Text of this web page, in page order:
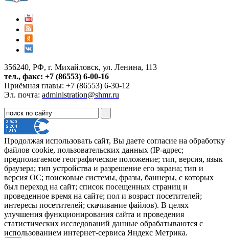
356240, РФ, г. Михайловск, ул. Ленина, 113
тел., факс: +7 (86553) 6-00-16
Приёмная главы: +7 (86553) 6-30-12
Эл. почта: administration@shmr.ru
Продолжая использовать сайт, Вы даете согласие на обработку
файлов cookie, пользовательских данных (IP-адрес;
предполагаемое географическое положение; тип, версия, язык
браузера; тип устройства и разрешение его экрана; тип и
версия ОС; поисковые системы, фразы, баннеры, с которых
был переход на сайт; список посещенных страниц и
проведенное время на сайте; пол и возраст посетителей;
интересы посетителей; скачивание файлов). В целях
улучшения функционирования сайта и проведения
статистических исследований данные обрабатываются с
использованием интернет-сервиса Яндекс Метрика.